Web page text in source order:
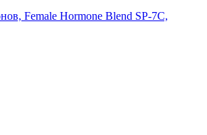
Female Hormone Blend SP-7C,